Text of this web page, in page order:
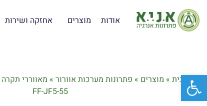
אודות מוצרים אחזקה ושירות
דף הבית » מוצרים » פתרונות מערכות אוורור » מאווררי תקרה
FF-JF5-55
פתח סרגל נגישות